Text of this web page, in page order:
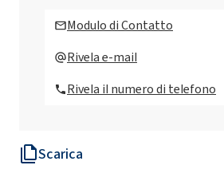
Scarica
Modulo di Contatto
Rivela e-mail
Rivela il numero di telefono